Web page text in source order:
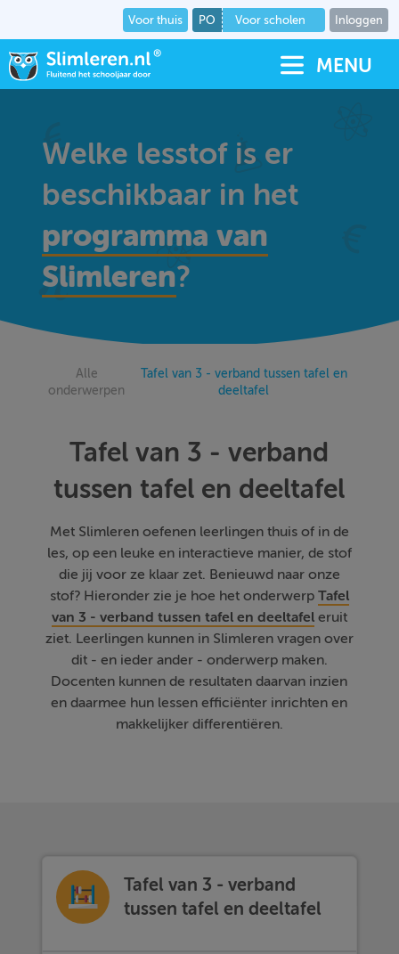
Voor thuis PO Voor scholen Inloggen
MENU
Welke lesstof is er
beschikbaar in het
programma van
Slimleren?
Alle
onderwerpen
Tafel van 3 - verband tussen tafel en
deeltafel
Tafel van 3 - verband
tussen tafel en deeltafel
Met Slimleren oefenen leerlingen thuis of in de
les, op een leuke en interactieve manier, de stof
die jij voor ze klaar zet. Benieuwd naar onze
stof? Hieronder zie je hoe het onderwerp Tafel
van 3 - verband tussen tafel en deeltafeleruit
ziet. Leerlingen kunnen in Slimleren vragen over
dit - en ieder ander - onderwerp maken.
Docenten kunnen de resultaten daarvan inzien
en daarmee hun lessen efficiënter inrichten en
makkelijker differentiëren.
Tafel van 3 - verband
tussen tafel en deeltafel